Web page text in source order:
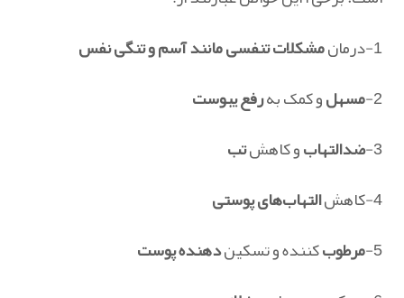
1-درمان
مشکلات تنفسی مانند آسم و تنگی نفس
2- مسهلو کمک بهرفع یبوست
3- ضدالتهابو کاهشتب
4-کاهش
التهاب‌های پوستی
5- مرطوبکننده و تسکیندهنده پوست